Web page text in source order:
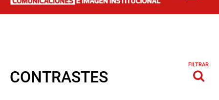
CONTRASTES
FILTRAR